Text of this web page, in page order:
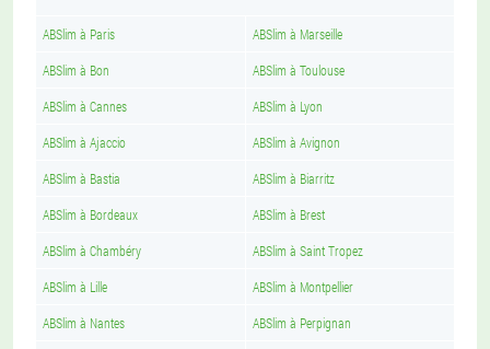
ABSlim à Paris ABSlim à Marseille
ABSlim à Bon ABSlim à Toulouse
ABSlim à Cannes ABSlim à Lyon
ABSlim à Ajaccio ABSlim à Avignon
ABSlim à Bastia ABSlim à Biarritz
ABSlim à Bordeaux ABSlim à Brest
ABSlim à Chambéry ABSlim à Saint Tropez
ABSlim à Lille ABSlim à Montpellier
ABSlim à Nantes ABSlim à Perpignan